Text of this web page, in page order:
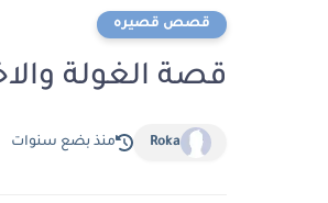
قصص قصيره
قصة الغولة
Roka منذ بضع سنوات